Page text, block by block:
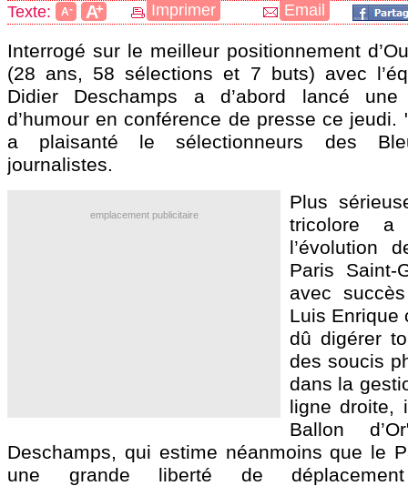
Texte: A- A+ Imprimer Email
Interrogé sur le meilleur positionnement
(28 ans, 58 sélections et 7 buts) avec
Didier Deschamps a d’abord lancé une
d’humour en conférence de presse ce jeudi.
a plaisanté le sélectionneurs des
journalistes.
emplacement publicitaire
Plus
tricolore a
l’évolution
Paris Saint-
avec
Luis Enrique
dû digérer
des soucis
dans la
ligne droite,
Ballon
Deschamps, qui estime néanmoins que le
une grande liberté de